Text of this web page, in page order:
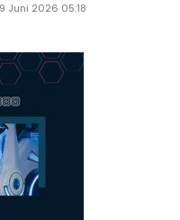
Juni 2026 05:18